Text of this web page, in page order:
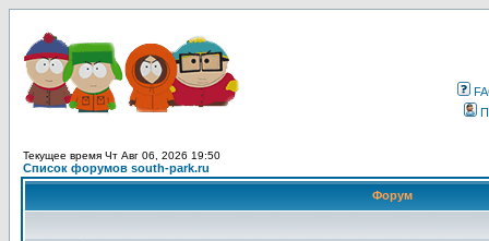
Текущее время Чт Авг 06, 2026 19:50
Список форумов south-park.ru
Форум